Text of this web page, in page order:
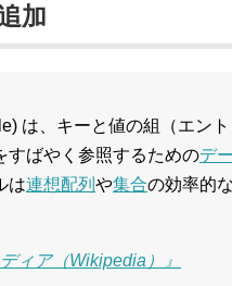
加
は、キーと値の組（エン
すばやく参照するためのデ
は連想配列 や集合の効率的
ィア（Wikipedia）』